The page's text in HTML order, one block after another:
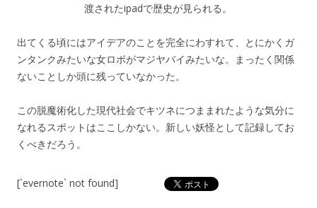
渡されたipadで歴史が見られる。
出てくる頃にはアイデアのことを完全にわすれて、とにかくガ
ンタンクみたいな女ロボがマジヤバイみたいな。まったく関係
ないことしか頭に残っていなかった。
この脱魔術化した現代社会でキツネにつままれたような気分に
なれるスポットはここしかない。新しい妖怪として記録してお
くべきだろう。
[`evernote` not found]